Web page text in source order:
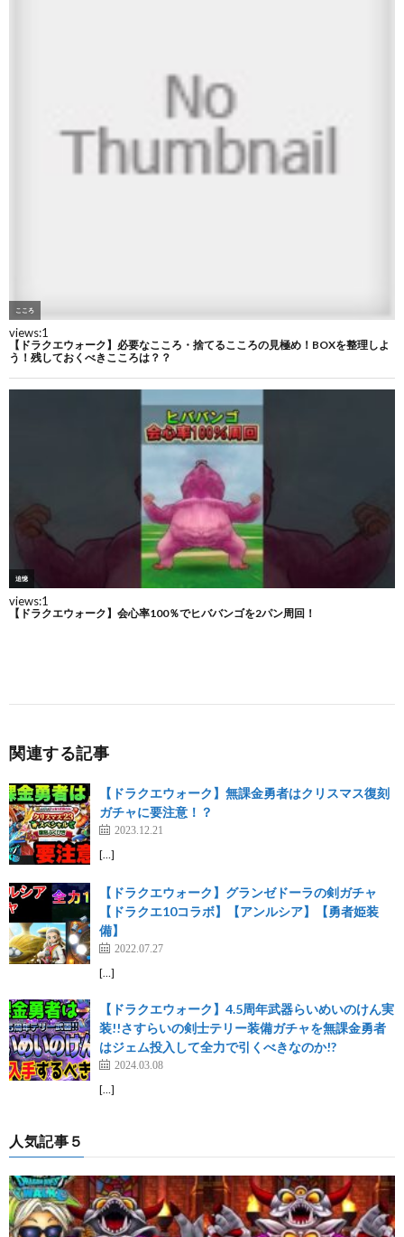
関連する記事
【ドラクエウォーク】無課金勇者はクリスマス復刻
ガチャに要注意！？
2023.12.21
[…]
【ドラクエウォーク】グランゼドーラの剣ガチャ
【ドラクエ10コラボ】【アンルシア】【勇者姫装
備】
2022.07.27
[…]
【ドラクエウォーク】4.5周年武器らいめいのけん実
装!!さすらいの剣士テリー装備ガチャを無課金勇者
はジェム投入して全力で引くべきなのか!?
2024.03.08
[…]
人気記事５